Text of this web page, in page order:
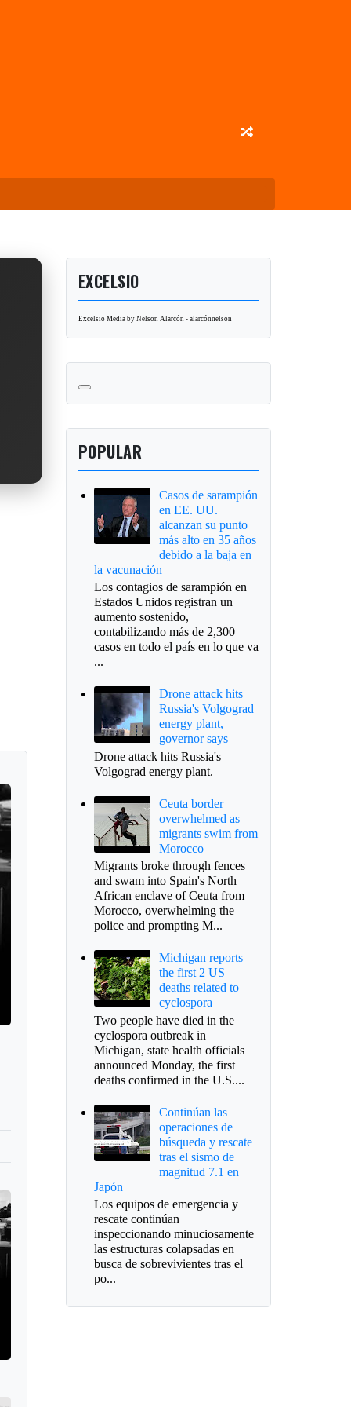
EXCELSIO
Excelsio Media by Nelson Alarcón - alarcónnelson
POPULAR
Casos de sarampión
en EE. UU.
alcanzan su punto
más alto en 35 años
debido a la baja en
la vacunación
Los contagios de sarampión en
Estados Unidos registran un
aumento sostenido,
contabilizando más de 2,300
casos en todo el país en lo que va
...
Drone attack hits
Russia's Volgograd
energy plant,
governor says
Drone attack hits Russia's
Volgograd energy plant.
Ceuta border
overwhelmed as
migrants swim from
Morocco
Migrants broke through fences
and swam into Spain's North
African enclave of Ceuta from
Morocco, overwhelming the
police and prompting M...
Michigan reports
the first 2 US
deaths related to
cyclospora
Two people have died in the
cyclospora outbreak in
Michigan, state health officials
announced Monday, the first
deaths confirmed in the U.S....
Continúan las
operaciones de
búsqueda y rescate
tras el sismo de
magnitud 7.1 en
Japón
Los equipos de emergencia y
rescate continúan
inspeccionando minuciosamente
las estructuras colapsadas en
busca de sobrevivientes tras el
po...